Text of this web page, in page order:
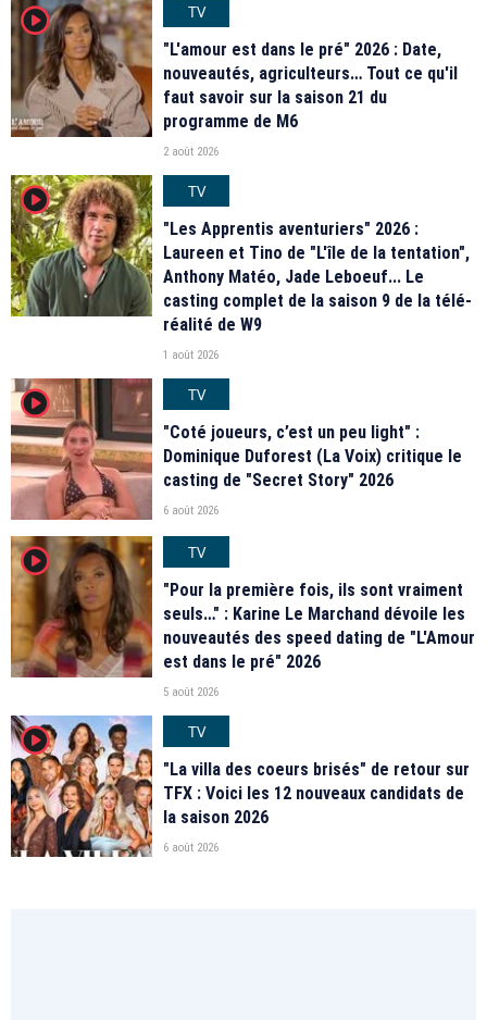
player2
TV
"L'amour est dans le pré" 2026 : Date,
nouveautés, agriculteurs… Tout ce qu'il
faut savoir sur la saison 21 du
programme de M6
2 août 2026
player2
TV
"Les Apprentis aventuriers" 2026 :
Laureen et Tino de "L'île de la tentation",
Anthony Matéo, Jade Leboeuf... Le
casting complet de la saison 9 de la télé-
réalité de W9
1 août 2026
player2
TV
"Coté joueurs, c’est un peu light" :
Dominique Duforest (La Voix) critique le
casting de "Secret Story" 2026
6 août 2026
player2
TV
"Pour la première fois, ils sont vraiment
seuls…" : Karine Le Marchand dévoile les
nouveautés des speed dating de "L'Amour
est dans le pré" 2026
5 août 2026
player2
TV
"La villa des coeurs brisés" de retour sur
TFX : Voici les 12 nouveaux candidats de
la saison 2026
6 août 2026